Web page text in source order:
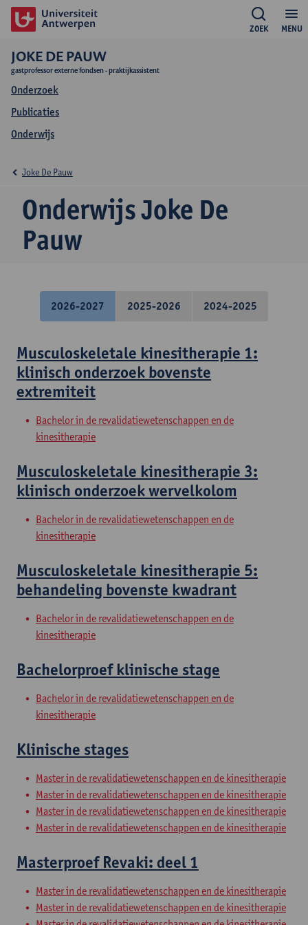
MENU
ZOEK
JOKE DE PAUW
gastprofessor externe fondsen - praktijkassistent
Onderzoek
Publicaties
Onderwijs
Onderwijs Joke De
Pauw
Joke De Pauw
2026-2027 2025-2026 2024-2025
Musculoskeletale kinesitherapie 1:
klinisch onderzoek bovenste
extremiteit
Bachelor in de revalidatiewetenschappen en de
kinesitherapie
Musculoskeletale kinesitherapie 3:
klinisch onderzoek wervelkolom
Bachelor in de revalidatiewetenschappen en de
kinesitherapie
Musculoskeletale kinesitherapie 5:
behandeling bovenste kwadrant
Bachelor in de revalidatiewetenschappen en de
kinesitherapie
Bachelorproef klinische stage
Bachelor in de revalidatiewetenschappen en de
kinesitherapie
Klinische stages
Master in de revalidatiewetenschappen en de kinesitherapie
Master in de revalidatiewetenschappen en de kinesitherapie
Master in de revalidatiewetenschappen en de kinesitherapie
Master in de revalidatiewetenschappen en de kinesitherapie
Masterproef Revaki: deel 1
Master in de revalidatiewetenschappen en de kinesitherapie
Master in de revalidatiewetenschappen en de kinesitherapie